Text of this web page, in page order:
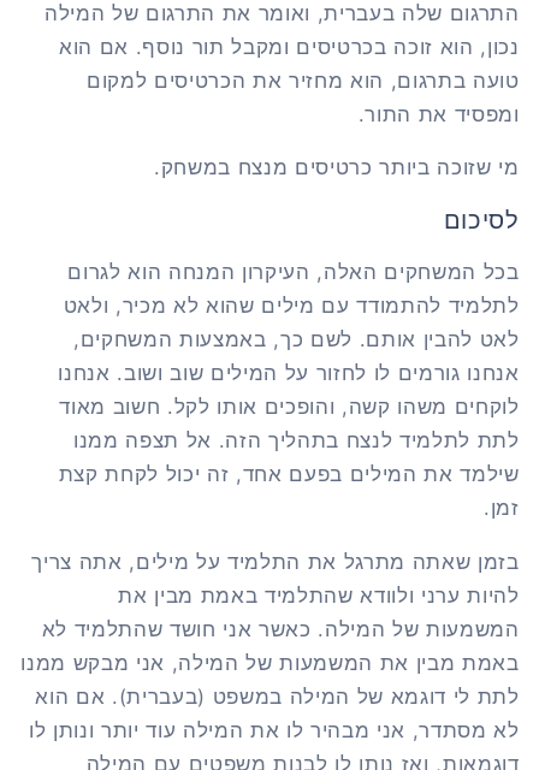
התרגום שלה בעברית, ואומר את התרגום של המילה
נכון, הוא זוכה בכרטיסים ומקבל תור נוסף. אם הוא
טועה בתרגום, הוא מחזיר את הכרטיסים למקום
ומפסיד את התור.
מי שזוכה ביותר כרטיסים מנצח במשחק.
לסיכום
בכל המשחקים האלה, העיקרון המנחה הוא לגרום
לתלמיד להתמודד עם מילים שהוא לא מכיר, ולאט
לאט להבין אותם. לשם כך, באמצעות המשחקים,
אנחנו גורמים לו לחזור על המילים שוב ושוב. אנחנו
לוקחים משהו קשה, והופכים אותו לקל. חשוב מאוד
לתת לתלמיד לנצח בתהליך הזה. אל תצפה ממנו
שילמד את המילים בפעם אחד, זה יכול לקחת קצת
זמן.
בזמן שאתה מתרגל את התלמיד על מילים, אתה צריך
להיות ערני ולוודא שהתלמיד באמת מבין את
המשמעות של המילה. כאשר אני חושד שהתלמיד לא
באמת מבין את המשמעות של המילה, אני מבקש ממנו
לתת לי דוגמא של המילה במשפט (בעברית). אם הוא
לא מסתדר, אני מבהיר לו את המילה עוד יותר ונותן לו
דוגמאות, ואז נותן לו לבנות משפטים עם המילה